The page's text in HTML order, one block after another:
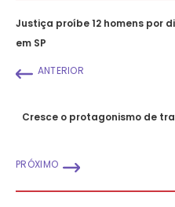
Justiça proíbe 12 homens por
em SP
ANTERIOR
Cresce o protagonismo de
PRÓXIMO